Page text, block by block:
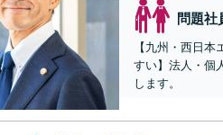
問題社
【九州・西日
すい】法人・個
します。